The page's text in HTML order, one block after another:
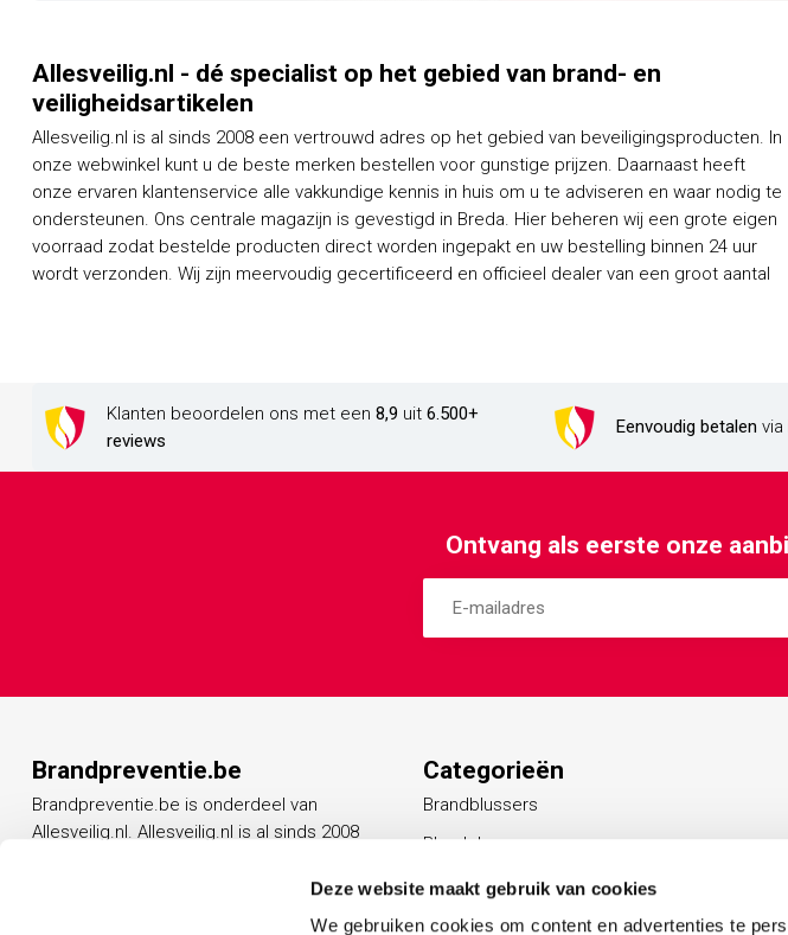
Deze website maakt gebruik van cookies
We gebruiken cookies om content en advertenties te
Allesveilig.nl - dé specialist op het gebied van brand- en
veiligheidsartikelen
Allesveilig.nl is al sinds 2008 een vertrouwd adres op het gebied van beveiligingsproducten. In
onze webwinkel kunt u de beste merken bestellen voor gunstige prijzen. Daarnaast heeft
onze ervaren klantenservice alle vakkundige kennis in huis om u te adviseren en waar nodig te
ondersteunen. Ons centrale magazijn is gevestigd in Breda. Hier beheren wij een grote eigen
voorraad zodat bestelde producten direct worden ingepakt en uw bestelling binnen 24 uur
wordt verzonden. Wij zijn meervoudig gecertificeerd en officieel dealer van een groot aantal
Klanten beoordelen ons met een 8,9 uit 6.500+
reviews
Eenvoudig betalen via
Ontvang als eerste onze
Brandpreventie.be
Brandpreventie.be is onderdeel van
Allesveilig.nl. Allesveilig.nl is al sinds 2008
Categorieën
Brandblussers
Blusdekens
Rookmelders
Vluchtladders